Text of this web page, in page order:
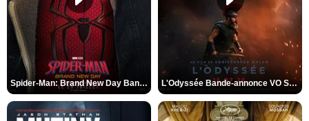
Spider-Man: Brand New Day Bande-annonce VO STFR L'Odyssée Bande-annonce VO STFR